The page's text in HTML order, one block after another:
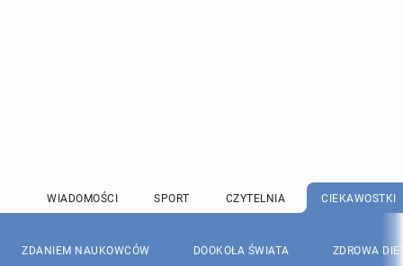
WIADOMOŚCI SPORT CZYTELNIA CIEKAWOSTKI
ZDANIEM NAUKOWCÓW DOOKOŁA ŚWIATA ZDROWA